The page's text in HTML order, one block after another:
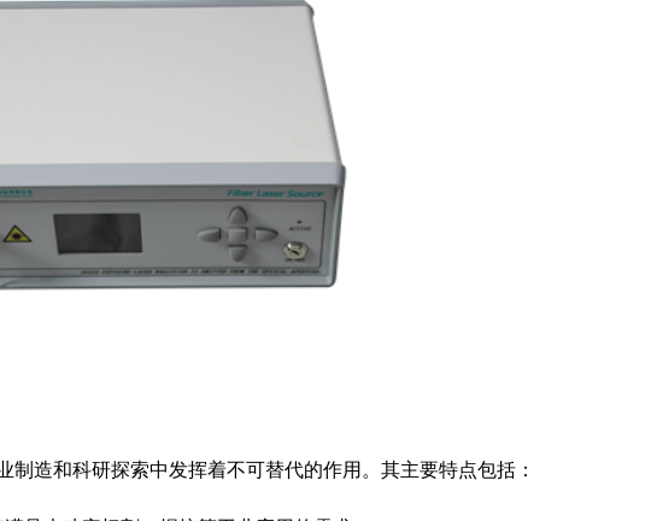
制造和科研探索中发挥着不可替代的作用。其主要特点包括：